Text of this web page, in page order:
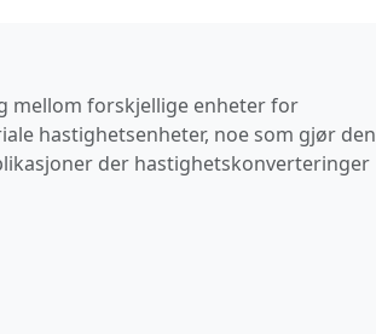
mellom forskjellige enheter for
hastighetsenheter, noe som gjør den
der hastighetskonverteringer